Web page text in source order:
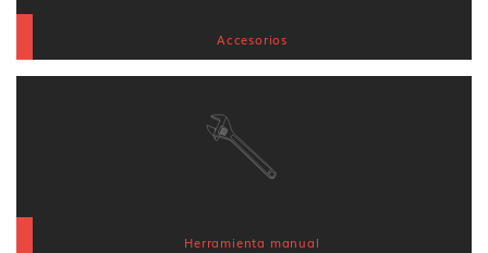
Accesorios
Herramienta manual